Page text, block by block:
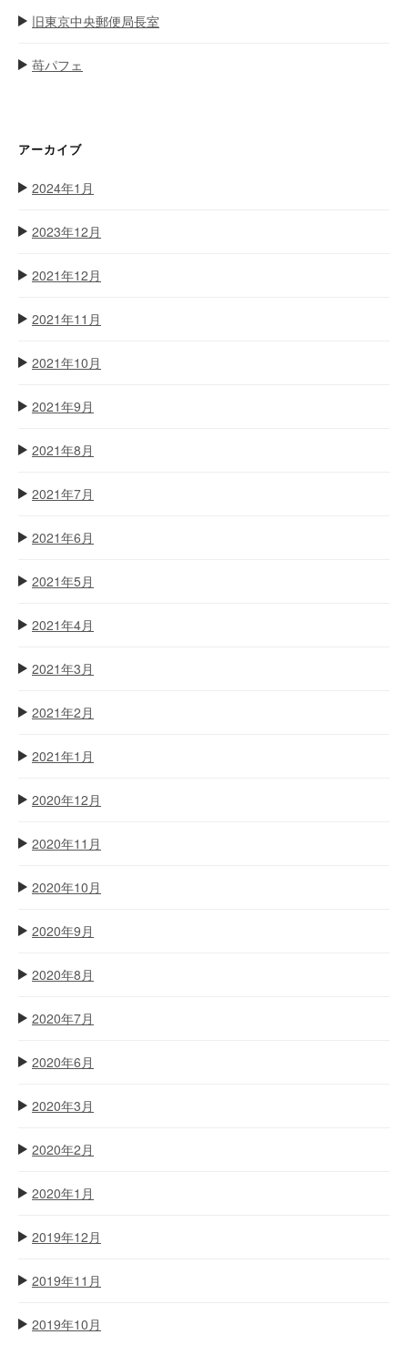
旧東京中央郵便局長室
苺パフェ
アーカイブ
2024年1月
2023年12月
2021年12月
2021年11月
2021年10月
2021年9月
2021年8月
2021年7月
2021年6月
2021年5月
2021年4月
2021年3月
2021年2月
2021年1月
2020年12月
2020年11月
2020年10月
2020年9月
2020年8月
2020年7月
2020年6月
2020年3月
2020年2月
2020年1月
2019年12月
2019年11月
2019年10月